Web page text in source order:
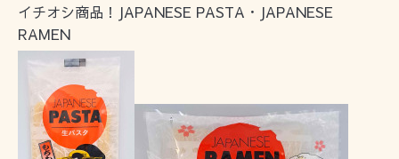
イチオシ商品！JAPANESE PASTA・JAPANESE
RAMEN